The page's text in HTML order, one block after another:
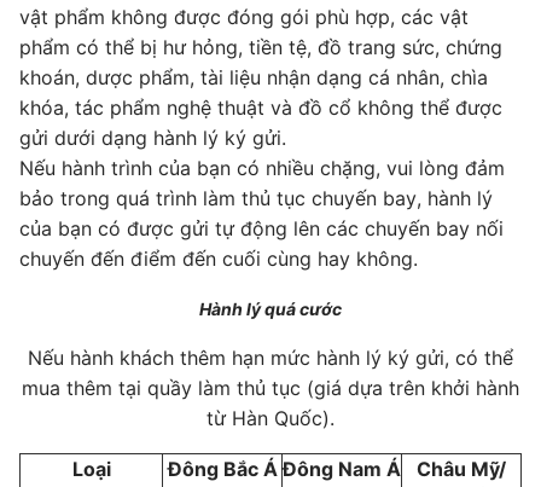
vật phẩm không được đóng gói phù hợp, các vật
phẩm có thể bị hư hỏng, tiền tệ, đồ trang sức, chứng
khoán, dược phẩm, tài liệu nhận dạng cá nhân, chìa
khóa, tác phẩm nghệ thuật và đồ cổ không thể được
gửi dưới dạng hành lý ký gửi.
Nếu hành trình của bạn có nhiều chặng, vui lòng đảm
bảo trong quá trình làm thủ tục chuyến bay, hành lý
của bạn có được gửi tự động lên các chuyến bay nối
chuyến đến điểm đến cuối cùng hay không.
Hành lý quá cước
Nếu hành khách thêm hạn mức hành lý ký gửi, có thể
mua thêm tại quầy làm thủ tục (giá dựa trên khởi hành
từ Hàn Quốc).
Loại Đông Bắc Á Đông Nam Á
Châu Mỹ/